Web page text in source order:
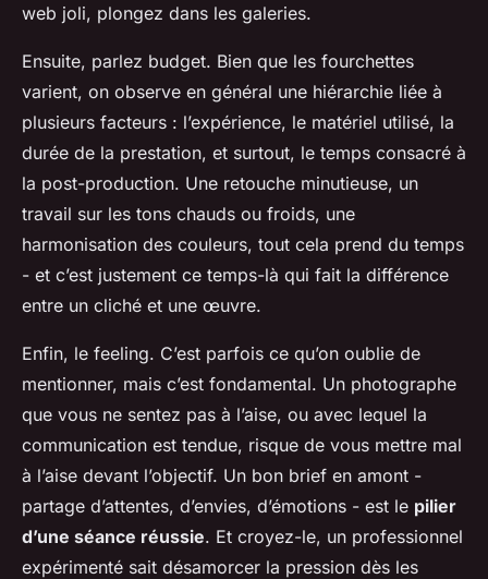
web joli, plongez dans les galeries.
Ensuite, parlez budget. Bien que les fourchettes
varient, on observe en général une hiérarchie liée à
plusieurs facteurs : l’expérience, le matériel utilisé, la
durée de la prestation, et surtout, le temps consacré à
la post-production. Une retouche minutieuse, un
travail sur les tons chauds ou froids, une
harmonisation des couleurs, tout cela prend du temps
- et c’est justement ce temps-là qui fait la différence
entre un cliché et une œuvre.
Enfin, le feeling. C’est parfois ce qu’on oublie de
mentionner, mais c’est fondamental. Un photographe
que vous ne sentez pas à l’aise, ou avec lequel la
communication est tendue, risque de vous mettre mal
à l’aise devant l’objectif. Un bon brief en amont -
partage d’attentes, d’envies, d’émotions - est le pilier
d’une séance réussie. Et croyez-le, un professionnel
expérimenté sait désamorcer la pression dès les